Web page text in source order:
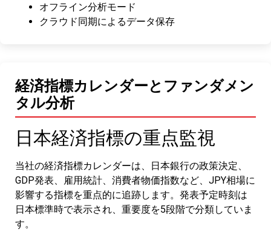
オフライン分析モード
クラウド同期によるデータ保存
経済指標カレンダーとファンダメン
タル分析
日本経済指標の重点監視
当社の経済指標カレンダーは、日本銀行の政策決定、
GDP発表、雇用統計、消費者物価指数など、JPY相場に
影響する指標を重点的に追跡します。発表予定時刻は
日本標準時で表示され、重要度を5段階で分類していま
す。